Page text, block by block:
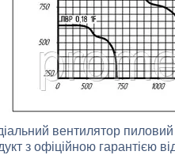
вентилятор
з офіційною гарантією